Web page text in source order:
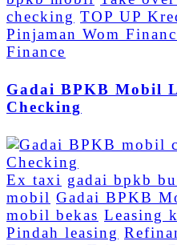
checking TOP UP
Pinjaman Wom
Finance
Gadai BPKB Mobil
Checking
Ex taxi gadai bpkb
mobil Gadai BPKB
mobil bekas Leasing
Pindah leasing